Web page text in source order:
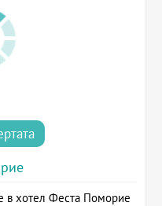
в хотел Феста Поморие